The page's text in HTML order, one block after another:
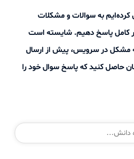
کرده‌ایم به سوالات و مشکلات
کامل پاسخ دهیم. شایسته است
مشکل در سرویس، پیش از ارسال
حاصل کنید که پاسخ سوال خود را